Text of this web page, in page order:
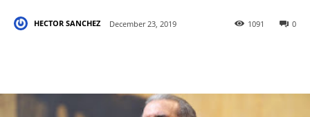
HECTOR SANCHEZ December 23, 2019 0
1091